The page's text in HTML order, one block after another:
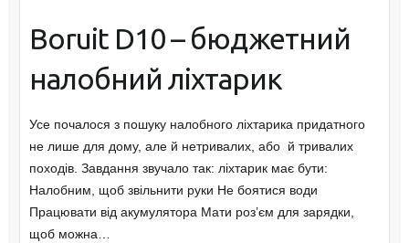
Boruit D10 – бюджетний
налобний ліхтарик
Усе почалося з пошуку налобного ліхтарика придатного
не лише для дому, але й нетривалих, або й тривалих
походів. Завдання звучало так: ліхтарик має бути:
Налобним, щоб звільнити руки Не боятися води
Працювати від акумулятора Мати роз’єм для зарядки,
щоб можна…